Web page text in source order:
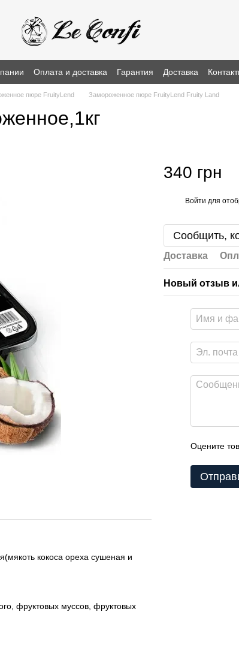
Оплата и доставка Гарантия Доставка
пюре FruityLend Замороженное пюре FruityLend Fruity Land
кокоса ореха сушеная и
фруктовых муссов, фруктовых
340 грн
Войти для
Сообщить,
Доставка
Новый отзыв
Оцените